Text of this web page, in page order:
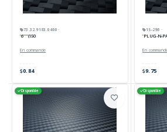
73.32.9183.0400 ·
'6''''(150
En commande
0.84
15-296 ·
En
9.75
Disponible Disponible